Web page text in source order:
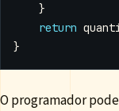
}
return
}
O programador